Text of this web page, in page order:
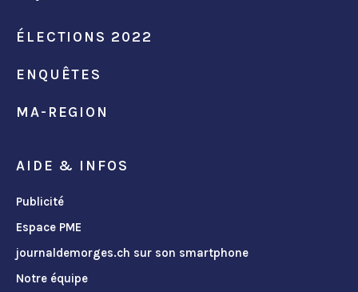
ÉLECTIONS 2022
ENQUÊTES
MA-REGION
AIDE & INFOS
Publicité
Espace PME
journaldemorges.ch sur son smartphone
Notre équipe